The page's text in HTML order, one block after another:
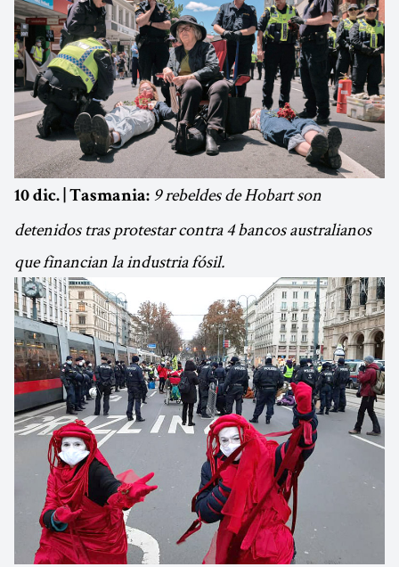
10 dic. | Tasmania: 9 rebeldes de Hobart son
detenidos tras protestar contra 4 bancos australianos
que financian la industria fósil.